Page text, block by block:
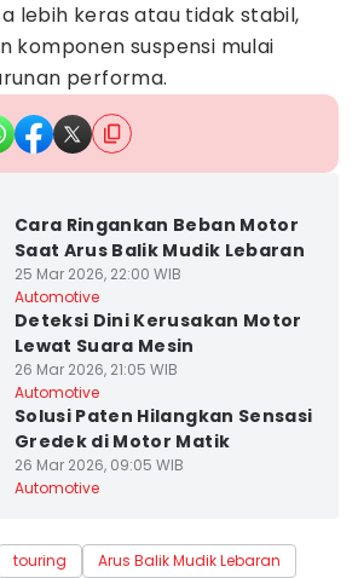
lebih keras atau tidak stabil,
komponen suspensi mulai
performa.
Cara Ringankan Beban Motor
Saat Arus Balik Mudik Lebaran
25 Mar 2026, 22:00 WIB
Automotive
Deteksi Dini Kerusakan Motor
Lewat Suara Mesin
26 Mar 2026, 21:05 WIB
Automotive
Solusi Paten Hilangkan Sensasi
Gredek di Motor Matik
26 Mar 2026, 09:05 WIB
Automotive
touring
Arus Balik Mudik Lebaran